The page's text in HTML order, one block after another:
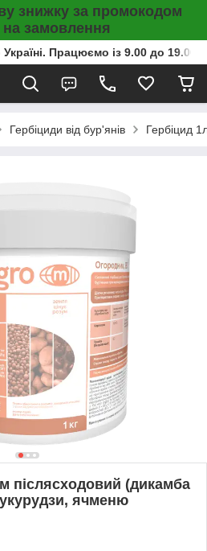
знижку за промокодом
замовлення
Працюємо із 9.00 до
Гербіциди від бур'янів Гербіцид
післясходовий (дикамба
ячменю